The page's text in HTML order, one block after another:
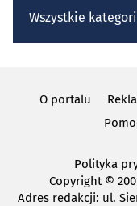
Wszystkie
O portalu
Polityka
Copyright ©
Adres redakcji: ul.